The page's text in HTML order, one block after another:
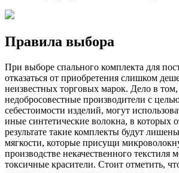
Правила выбора
При выборе спального комплекта для
отказаться от приобретения слишком
неизвестных торговых марок. Дело в том,
недобросовестные производители с
себестоимости изделий, могут
иные синтетические волокна, в которых
результате такие комплекты будут
мягкости, которые присущи
производстве некачественного текстиля
токсичные красители. Стоит отметить,